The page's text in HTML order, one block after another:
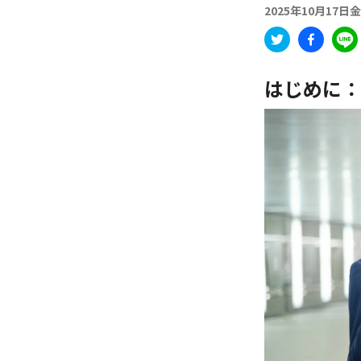
2025年10月17日
はじめに：